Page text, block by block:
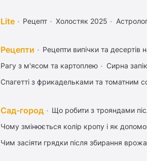
Lite Рецепт Холостяк 2025
Рецепти Рецепти випічки та десертів
Рагу з м'ясом та картоплею
Сирна
Спагетті з фрикадельками та томатним
Сад-город Що робити з трояндами
Чому змінюється колір кропу і як
Чим засіяти грядки після збирання